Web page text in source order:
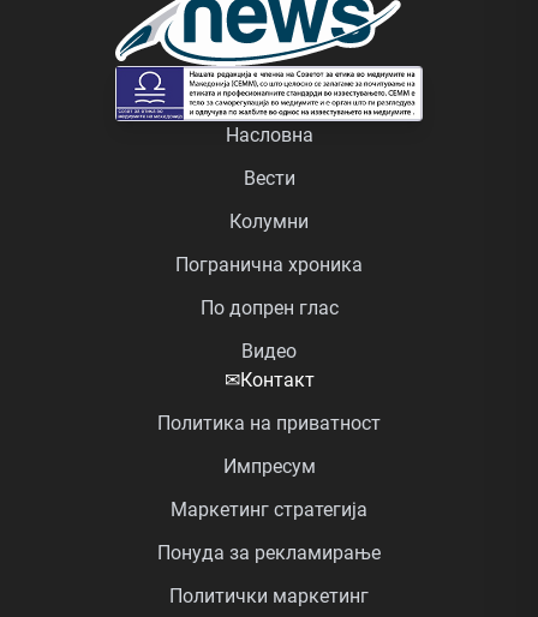
Насловна
Вести
Колумни
Погранична хроника
По допрен глас
Видео
✉Контакт
Политика на приватност
Импресум
Маркетинг стратегија
Понуда за рекламирање
Политички маркетинг